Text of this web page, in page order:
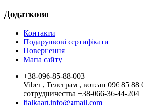
Додатково
Контакти
Подарункові сертифікати
Повернення
Мапа сайту
+38-096-85-88-003
Viber , Телеграм , вотсап 096 85
сотрудничества +38-066-36-44-204
fialkaart.info@gmail.com